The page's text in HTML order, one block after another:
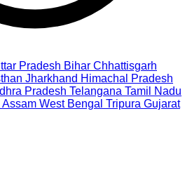
Pradesh Bihar Chhattisgarh
Jharkhand Himachal Pradesh
Pradesh Telangana Tamil Nadu
Assam West Bengal Tripura Gujarat